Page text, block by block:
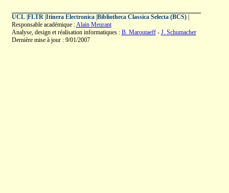
UCL| FLTR| Itinera Electronica| Bibliotheca Classica Selecta (BCS)|
Responsable académique :Alain Meurant
Analyse, design et réalisation informatiques : B. Maroutaeff- J. Schumacher
Dernière mise à jour : 9/01/2007